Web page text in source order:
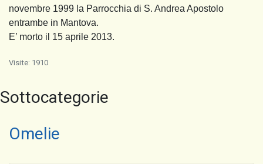
novembre 1999 la Parrocchia di S. Andrea Apostolo
entrambe in Mantova.
E’ morto il 15 aprile 2013.
Visite: 1910
Sottocategorie
Omelie